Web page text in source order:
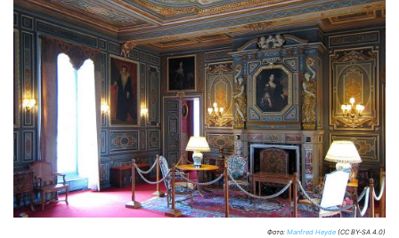
Фото: Manfred Heyde (CC BY-SA 4.0)